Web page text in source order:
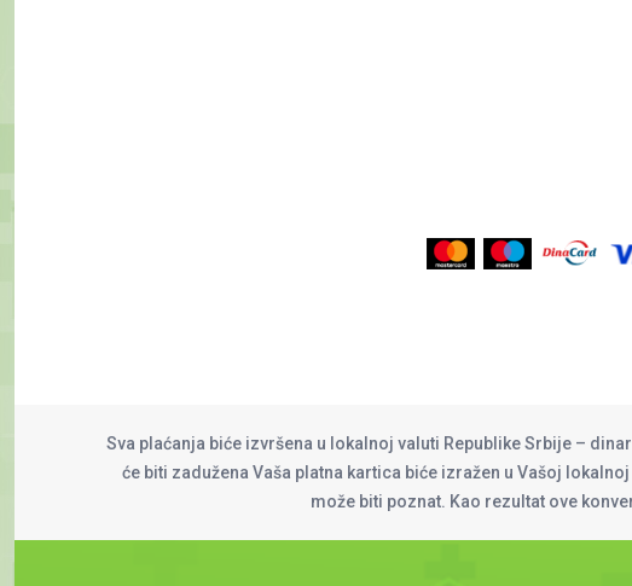
Sva plaćanja biće izvršena u lokalnoj valuti Republike Srbije –
će biti zadužena Vaša platna kartica biće izražen u Vašoj
može biti poznat. Kao rezultat ove